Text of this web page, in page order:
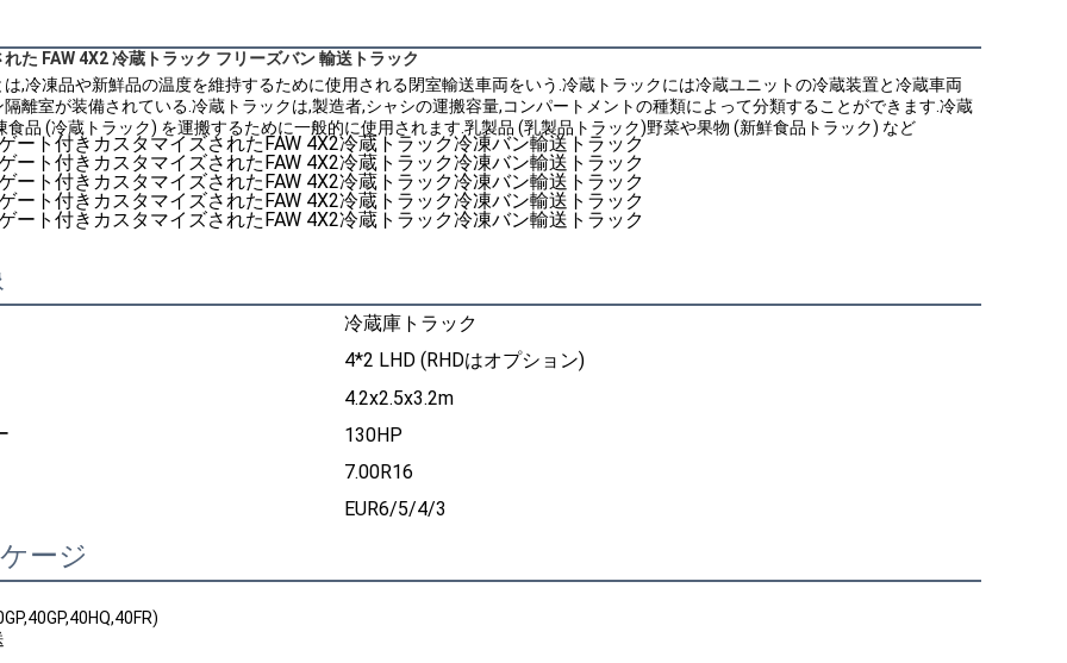
た FAW 4X2 冷蔵トラック フリーズバン 輸送トラック
,冷凍品や新鮮品の温度を維持するために使用される閉室輸送車両をいう.冷蔵トラックには冷蔵ユニットの冷蔵装置と冷蔵車両
離室が装備されている.冷蔵トラックは,製造者,シャシの運搬容量,コンパートメントの種類によって分類することができます.冷蔵
食品 (冷蔵トラック) を運搬するために一般的に使用されます.乳製品 (乳製品トラック)野菜や果物 (新鮮食品トラック) など
冷蔵庫トラック
4*2 LHD (RHDはオプション)
4.2x2.5x3.2m
130HP
7.00R16
EUR6/5/4/3
ージ